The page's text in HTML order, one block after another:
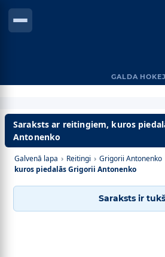
GALDA
Saraksts ar reitingiem, kuros
Antonenko
Galvenā lapa › Reitingi › Grigorii Antonenko
kuros piedalās Grigorii Antonenko
Saraksts ir